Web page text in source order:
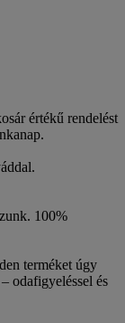
értékű rendelést
100%
terméket úgy
odafigyeléssel és